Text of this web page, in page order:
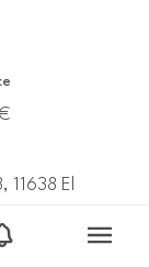
11638 El